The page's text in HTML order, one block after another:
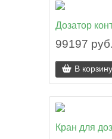
Дозатор
99197 руб.
В корзину
Кран для